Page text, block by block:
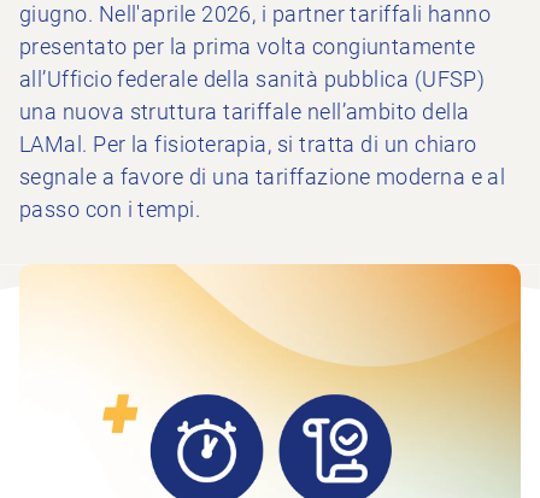
giugno. Nell'aprile 2026, i partner tariffali hanno
presentato per la prima volta congiuntamente
all’Ufficio federale della sanità pubblica (UFSP)
una nuova struttura tariffale nell’ambito della
LAMal. Per la fisioterapia, si tratta di un chiaro
segnale a favore di una tariffazione moderna e al
passo con i tempi.